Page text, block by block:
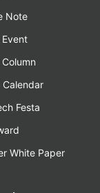
Note
Festa
White Paper